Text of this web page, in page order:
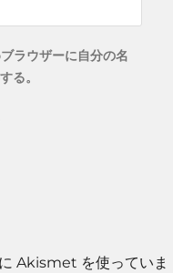
ラウザーに自分の名
る。
Akismet を使っていま